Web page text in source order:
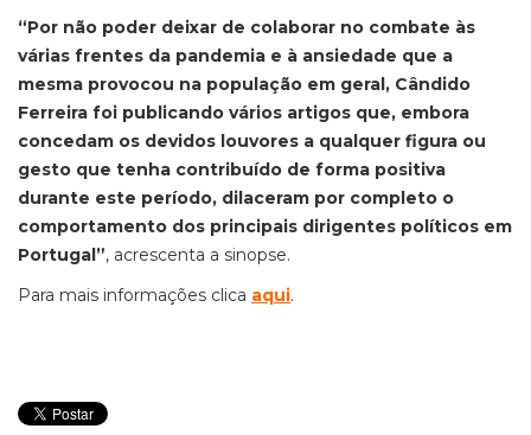
“Por não poder deixar de colaborar no combate às
várias frentes da pandemia e à ansiedade que a
mesma provocou na população em geral, Cândido
Ferreira foi publicando vários artigos que, embora
concedam os devidos louvores a qualquer figura ou
gesto que tenha contribuído de forma positiva
durante este período, dilaceram por completo o
comportamento dos principais dirigentes políticos em
Portugal”, acrescenta a sinopse.
Para mais informações clica aqui.